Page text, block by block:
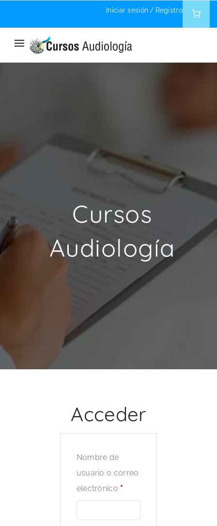
Iniciar sesión / Registro
Cursos
Audiología
Acceder
Nombre de
usuario o correo
electrónico *